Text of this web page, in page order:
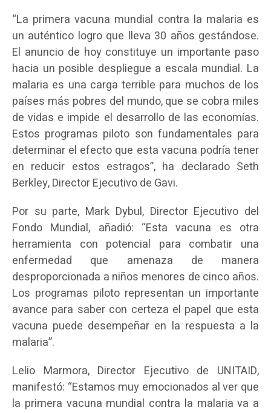
“La primera vacuna mundial contra la malaria es
un auténtico logro que lleva 30 años gestándose.
El anuncio de hoy constituye un importante paso
hacia un posible despliegue a escala mundial. La
malaria es una carga terrible para muchos de los
países más pobres del mundo, que se cobra miles
de vidas e impide el desarrollo de las economías.
Estos programas piloto son fundamentales para
determinar el efecto que esta vacuna podría tener
en reducir estos estragos”, ha declarado Seth
Berkley, Director Ejecutivo de Gavi.
Por su parte, Mark Dybul, Director Ejecutivo del
Fondo Mundial, añadió: “Esta vacuna es otra
herramienta con potencial para combatir una
enfermedad que amenaza de manera
desproporcionada a niños menores de cinco años.
Los programas piloto representan un importante
avance para saber con certeza el papel que esta
vacuna puede desempeñar en la respuesta a la
malaria”.
Lelio Marmora, Director Ejecutivo de UNITAID,
manifestó: “Estamos muy emocionados al ver que
la primera vacuna mundial contra la malaria va a